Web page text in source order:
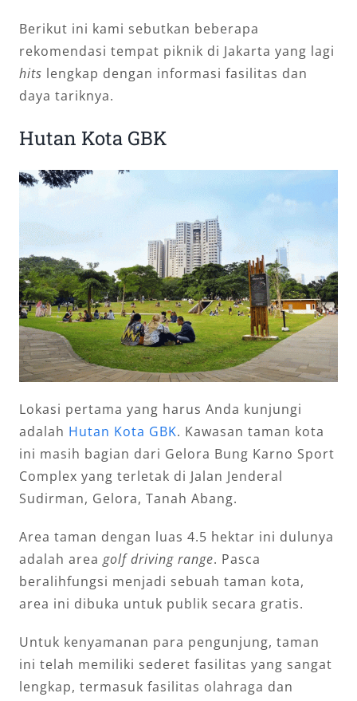
Berikut ini kami sebutkan beberapa
rekomendasi tempat piknik di Jakarta yang lagi
hits lengkap dengan informasi fasilitas dan
daya tariknya.
Hutan Kota GBK
Lokasi pertama yang harus Anda kunjungi
adalah Hutan Kota GBK. Kawasan taman kota
ini masih bagian dari Gelora Bung Karno Sport
Complex yang terletak di Jalan Jenderal
Sudirman, Gelora, Tanah Abang.
Area taman dengan luas 4.5 hektar ini dulunya
adalah area golf driving range. Pasca
beralihfungsi menjadi sebuah taman kota,
area ini dibuka untuk publik secara gratis.
Untuk kenyamanan para pengunjung, taman
ini telah memiliki sederet fasilitas yang sangat
lengkap, termasuk fasilitas olahraga dan